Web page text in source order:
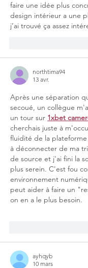
faire une idée plus
design intérieur a une
j’ai trouvé ça assez
northtima94
13 avr.
Après une séparation
secoué, un collègue
un tour sur 1xbet
cherchais juste à
fluidité de la
à déconnecter de ma
de source et j'ai fini la
plus serein. C'est fou
environnement
peut aider à faire un
on en a le plus besoin.
ayhqyb
10 mars